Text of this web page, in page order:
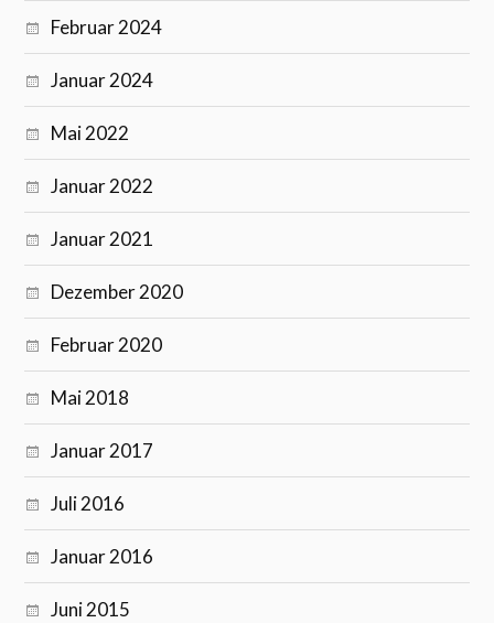
Februar 2024
Januar 2024
Mai 2022
Januar 2022
Januar 2021
Dezember 2020
Februar 2020
Mai 2018
Januar 2017
Juli 2016
Januar 2016
Juni 2015